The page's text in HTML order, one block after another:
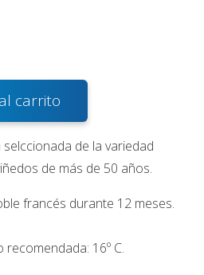
carrito
de la variedad
de más de 50 años.
francés durante 12 meses.
16º C.